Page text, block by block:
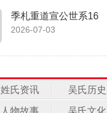
季札重道宣公世系16
2026-07-03
姓氏资讯 吴氏历史
人物故事 吴氏文化